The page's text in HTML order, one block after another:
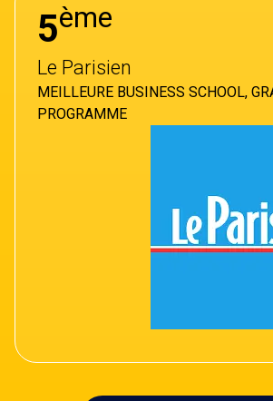
5ème
Le Parisien
MEILLEURE BUSINESS SCHOOL,
PROGRAMME